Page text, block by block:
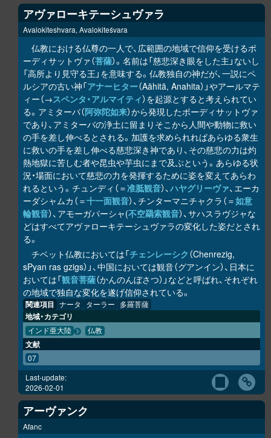
アヴァローキテーシュヴァラ
Avalokiteshvara, Avalokiteśvara
仏教における仏尊の一人で、広範囲の地域で信仰を受けるボ
ーディサットヴァ（菩薩）。名前は「慈悲深き眼をした主」ないし
「高所より見守る王」を意味する。仏教独自の神だが、一説にペ
ルシアの古い神「アナーヒター（Aāhitā, Anahita）」やアールマテ
ィー（→スペンタ・アルマイティ）を起源とすると考えられてい
る。アミターバ（阿弥陀如来）から発現したボーディサットヴァ
であり、アミターバの浄土に留まりそこから人間や動物に救い
の手を差し伸べるとされる。加護を求められればあらゆる衆生
に救いの手を差し伸べる慈悲深き神であり、その慈悲の力は灼
熱地獄に苦しむ者や昆虫や芋虫にまで及ぶという。あらゆる状
況・場面において慈悲の力を発揮するために姿を変えてあらわ
れるという。チュンディ（＝准胝観音）、ハヤグリーヴァ、エーカ
ーダシャムカ（＝十一面観音）、チンターマニチャクラ（＝如意
輪観音）、アモーガパーシャ(不空羂索観音）、サハスラヴジャな
どはすべてアヴァローキテーシュヴァラの変化した姿だとされ
る。
チベット仏教においては「チェンレーシク （Chenrezig,
sPyan ras gzigs）」、中国においては観音（グアンイン）、日本に
おいては「観音菩薩（かんのんぼさつ）」などと呼ばれ、それぞれ
の地域で独自な変化を遂げ信仰されている。
関連項目 ナータ ターラー 多羅菩薩
地域・カテゴリ
インド亜大陸 仏教
文献
07
Last-update:
2026-02-01
アーヴァンク
Afanc